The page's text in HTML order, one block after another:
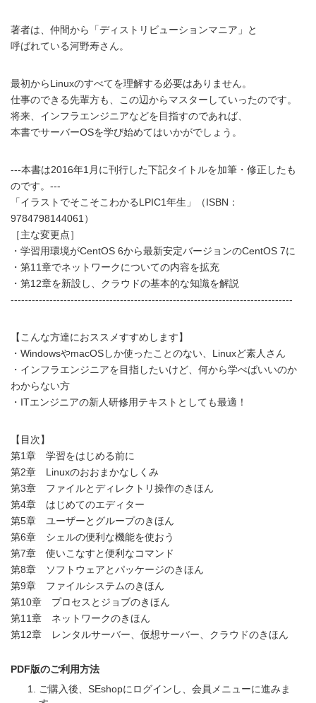
著者は、仲間から「ディストリビューションマニア」と
呼ばれている河野寿さん。
最初からLinuxのすべてを理解する必要はありません。
仕事のできる先輩方も、この辺からマスターしていったのです。
将来、インフラエンジニアなどを目指すのであれば、
本書でサーバーOSを学び始めてはいかがでしょう。
---本書は2016年1月に刊行した下記タイトルを加筆・修正したも
のです。---
「イラストでそこそこわかるLPIC1年生」（ISBN：
9784798144061）
［主な変更点］
・学習用環境がCentOS 6から最新安定バージョンのCentOS 7に
・第11章でネットワークについての内容を拡充
・第12章を新設し、クラウドの基本的な知識を解説
--------------------------------------------------------------------------------
【こんな方達におススメすすめします】
・WindowsやmacOSしか使ったことのない、Linuxど素人さん
・インフラエンジニアを目指したいけど、何から学べばいいのか
わからない方
・ITエンジニアの新人研修用テキストとしても最適！
【目次】
第1章 学習をはじめる前に
第2章 Linuxのおおまかなしくみ
第3章 ファイルとディレクトリ操作のきほん
第4章 はじめてのエディター
第5章 ユーザーとグループのきほん
第6章 シェルの便利な機能を使おう
第7章 使いこなすと便利なコマンド
第8章 ソフトウェアとパッケージのきほん
第9章 ファイルシステムのきほん
第10章 プロセスとジョブのきほん
第11章 ネットワークのきほん
第12章 レンタルサーバー、仮想サーバー、クラウドのきほん
PDF版のご利用方法
ご購入後、SEshopにログインし、会員メニューに進みま